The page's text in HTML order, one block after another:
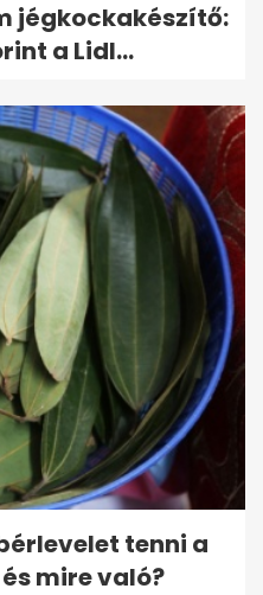
jégkockakészítő:
a Lidl...
tenni a
mire való?